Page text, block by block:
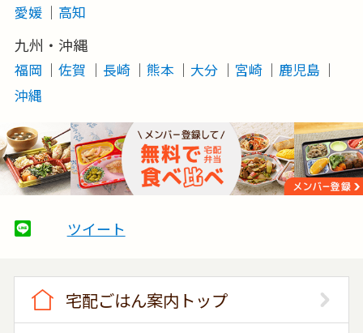
愛媛
高知
九州・沖縄
福岡 佐賀 長崎 熊本 大分 宮崎
鹿児島
沖縄
ツイート
宅配ごはん案内トップ